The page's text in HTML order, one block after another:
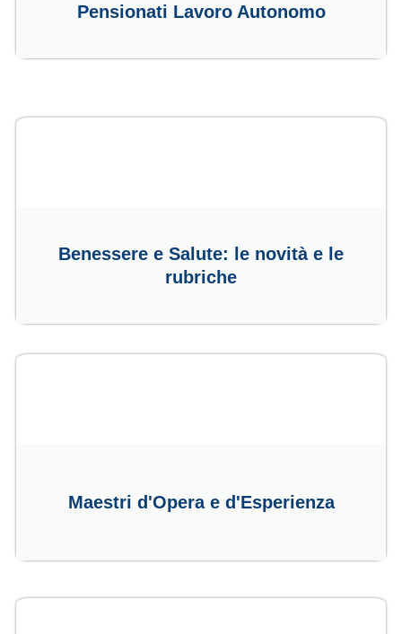
Pensionati Lavoro Autonomo
Benessere e Salute: le novità e le
rubriche
Maestri d'Opera e d'Esperienza